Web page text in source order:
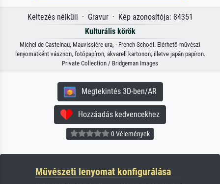
Keltezés nélküli · Gravur · Kép azonosítója: 84351
Kulturális körök
Michel de Castelnau, Mauvissière ura, · French School. Elérhető művészi
lenyomatként vásznon, fotópapíron, akvarell kartonon, illetve japán papíron.
Private Collection / Bridgeman Images
Megtekintés 3D-ben/AR
Hozzáadás kedvencekhez
0 Vélemények
Művészeti lenyomat konfigurálása